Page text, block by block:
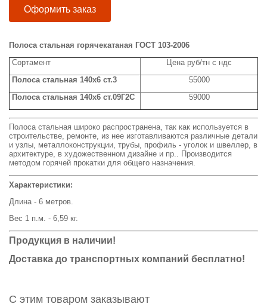
Оформить заказ
Полоса стальная горячекатаная ГОСТ 103-2006
Сортамент
Цена руб/тн с ндс
Полоса стальная 140x6 ст.3
55000
Полоса стальная 140x6 ст.09Г2С
59000
Полоса стальная широко распространена, так как используется в
строительстве, ремонте, из нее изготавливаются различные детали
и узлы, металлоконструкции, трубы, профиль - уголок и швеллер, в
архитектуре, в художественном дизайне и пр.. Производится
методом горячей прокатки для общего назначения.
Характеристики:
Длина - 6 метров.
Вес 1 п.м. - 6,59 кг.
Продукция в наличии!
Доставка до транспортных компаний бесплатно!
С этим товаром заказывают